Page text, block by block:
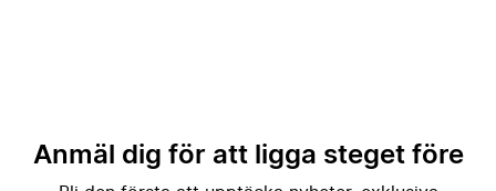
Anmäl dig för att ligga steget före